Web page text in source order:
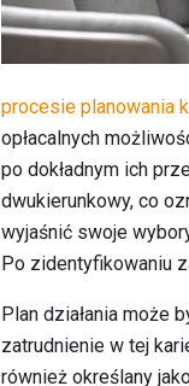
procesie planowania
opłacalnych
po dokładnym ich
dwukierunkowy, co
wyjaśnić swoje
Po zidentyfikowaniu
Plan działania może
zatrudnienie w tej
również określany